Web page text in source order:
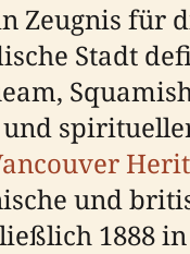
Zeugnis für
Stadt
und
und
1888